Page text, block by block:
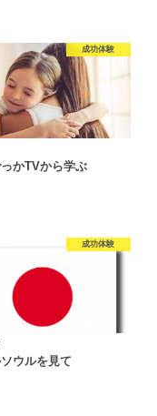
成功体験
かTVから学ぶ
成功体験
ウルを見て